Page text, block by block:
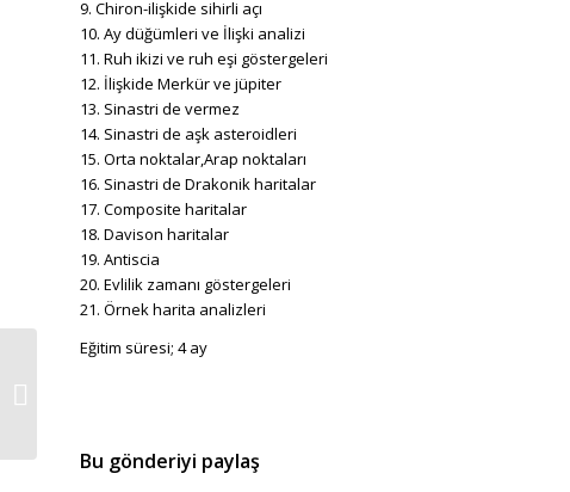
9. Chiron-ilişkide sihirli açı
10. Ay düğümleri ve İlişki analizi
11. Ruh ikizi ve ruh eşi göstergeleri
12. İlişkide Merkür ve jüpiter
13. Sinastri de vermez
14. Sinastri de aşk asteroidleri
15. Orta noktalar,Arap noktaları
16. Sinastri de Drakonik haritalar
17. Composite haritalar
18. Davison haritalar
19. Antiscia
20. Evlilik zamanı göstergeleri
21. Örnek harita analizleri
Eğitim süresi; 4 ay
Bu gönderiyi paylaş